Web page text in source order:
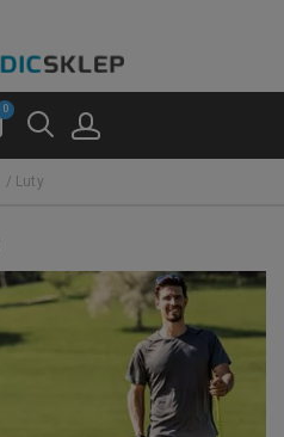
0
/ Luty